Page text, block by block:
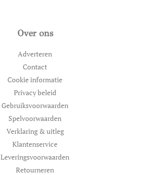
Over ons
Adverteren
Contact
Cookie informatie
Privacy beleid
Gebruiksvoorwaarden
Spelvoorwaarden
Verklaring & uitleg
Klantenservice
Leveringsvoorwaarden
Retourneren